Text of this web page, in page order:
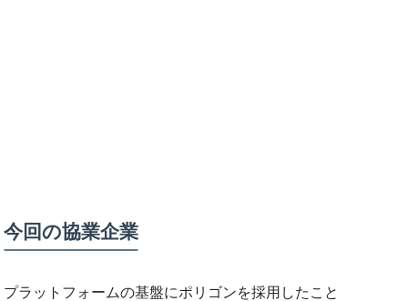
今回の協業企業
プラットフォームの基盤にポリゴンを採用したこと